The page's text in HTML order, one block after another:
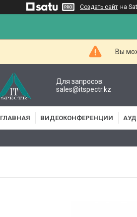
Создать сайт на
Вы
Для запросов:
sales@itspectr.kz
ГЛАВНАЯ ВИДЕОКОНФЕРЕНЦИИ